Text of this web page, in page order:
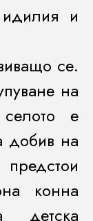
идилия и
се.
на
е
добив на
конна
детска